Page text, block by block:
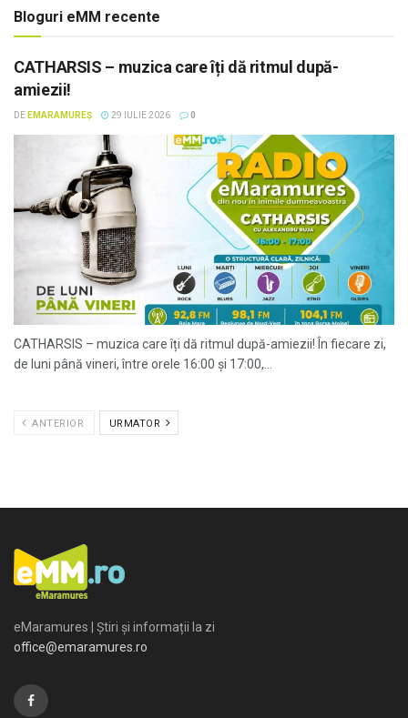
Bloguri eMM recente
CATHARSIS – muzica care îți dă ritmul după-
amiezii!
DE EMARAMUREȘ 29 IULIE 2026 0
CATHARSIS – muzica care îți dă ritmul după-amiezii! În fiecare zi,
de luni până vineri, între orele 16:00 și 17:00,...
ANTERIOR URMATOR
eMaramures | Știri și informații la zi
office@emaramures.ro